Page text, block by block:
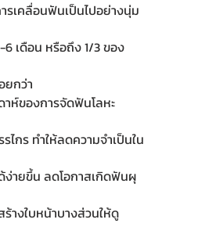
รเคลื่อนฟันเป็นไปอย่างนุ่ม
6 เดือน หรือถึง 1/3 ของ
ยกว่า
ห์ของการจัดฟันโลหะ
กร ทำให้ลดความจำเป็นใน
ง่ายขึ้น ลดโอกาสเกิดฟันผุ
างใบหน้าบางส่วนให้ดู